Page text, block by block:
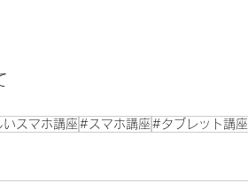
スマホ講座 #スマホ講座 #タブレット講座